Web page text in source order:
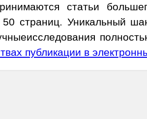
статьи
страниц. Уникальный
публикации в